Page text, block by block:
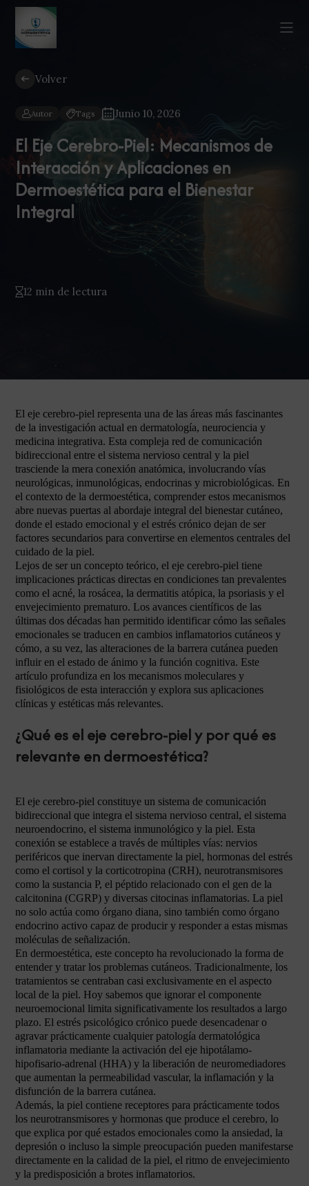
Volver
Autor Tags Junio 10, 2026
El Eje Cerebro-Piel: Mecanismos de
Interacción y Aplicaciones en
Dermoestética para el Bienestar
Integral
12 min de lectura
El eje cerebro-piel representa una de las áreas más fascinantes
de la investigación actual en dermatología, neurociencia y
medicina integrativa. Esta compleja red de comunicación
bidireccional entre el sistema nervioso central y la piel
trasciende la mera conexión anatómica, involucrando vías
neurológicas, inmunológicas, endocrinas y microbiológicas. En
el contexto de la dermoestética, comprender estos mecanismos
abre nuevas puertas al abordaje integral del bienestar cutáneo,
donde el estado emocional y el estrés crónico dejan de ser
factores secundarios para convertirse en elementos centrales del
cuidado de la piel.
Lejos de ser un concepto teórico, el eje cerebro-piel tiene
implicaciones prácticas directas en condiciones tan prevalentes
como el acné, la rosácea, la dermatitis atópica, la psoriasis y el
envejecimiento prematuro. Los avances científicos de las
últimas dos décadas han permitido identificar cómo las señales
emocionales se traducen en cambios inflamatorios cutáneos y
cómo, a su vez, las alteraciones de la barrera cutánea pueden
influir en el estado de ánimo y la función cognitiva. Este
artículo profundiza en los mecanismos moleculares y
fisiológicos de esta interacción y explora sus aplicaciones
clínicas y estéticas más relevantes.
¿Qué es el eje cerebro-piel y por qué es
relevante en dermoestética?
El eje cerebro-piel constituye un sistema de comunicación
bidireccional que integra el sistema nervioso central, el sistema
neuroendocrino, el sistema inmunológico y la piel. Esta
conexión se establece a través de múltiples vías: nervios
periféricos que inervan directamente la piel, hormonas del estrés
como el cortisol y la corticotropina (CRH), neurotransmisores
como la sustancia P, el péptido relacionado con el gen de la
calcitonina (CGRP) y diversas citocinas inflamatorias. La piel
no solo actúa como órgano diana, sino también como órgano
endocrino activo capaz de producir y responder a estas mismas
moléculas de señalización.
En dermoestética, este concepto ha revolucionado la forma de
entender y tratar los problemas cutáneos. Tradicionalmente, los
tratamientos se centraban casi exclusivamente en el aspecto
local de la piel. Hoy sabemos que ignorar el componente
neuroemocional limita significativamente los resultados a largo
plazo. El estrés psicológico crónico puede desencadenar o
agravar prácticamente cualquier patología dermatológica
inflamatoria mediante la activación del eje hipotálamo-
hipofisario-adrenal (HHA) y la liberación de neuromediadores
que aumentan la permeabilidad vascular, la inflamación y la
disfunción de la barrera cutánea.
Además, la piel contiene receptores para prácticamente todos
los neurotransmisores y hormonas que produce el cerebro, lo
que explica por qué estados emocionales como la ansiedad, la
depresión o incluso la simple preocupación pueden manifestarse
directamente en la calidad de la piel, el ritmo de envejecimiento
y la predisposición a brotes inflamatorios.